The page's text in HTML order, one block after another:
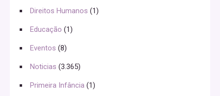
Direitos Humanos (1)
Educação (1)
Eventos (8)
Noticias (3.365)
Primeira Infância (1)